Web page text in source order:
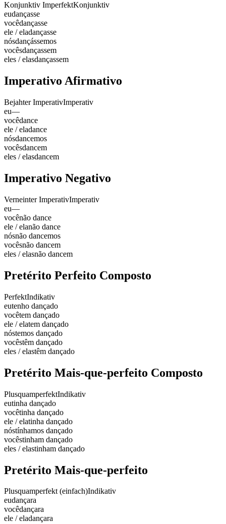
Konjunktiv ImperfektKonjunktiv
eudançasse
vocêdançasse
ele / eladançasse
nósdançássemos
vocêsdançassem
eles / elasdançassem
Imperativo Afirmativo
Bejahter ImperativImperativ
eu—
vocêdance
ele / eladance
nósdancemos
vocêsdancem
eles / elasdancem
Imperativo Negativo
Verneinter ImperativImperativ
eu—
vocênão dance
ele / elanão dance
nósnão dancemos
vocêsnão dancem
eles / elasnão dancem
Pretérito Perfeito Composto
PerfektIndikativ
eutenho dançado
vocêtem dançado
ele / elatem dançado
nóstemos dançado
vocêstêm dançado
eles / elastêm dançado
Pretérito Mais-que-perfeito Composto
PlusquamperfektIndikativ
eutinha dançado
vocêtinha dançado
ele / elatinha dançado
nóstínhamos dançado
vocêstinham dançado
eles / elastinham dançado
Pretérito Mais-que-perfeito
Plusquamperfekt (einfach)Indikativ
eudançara
vocêdançara
ele / eladançara